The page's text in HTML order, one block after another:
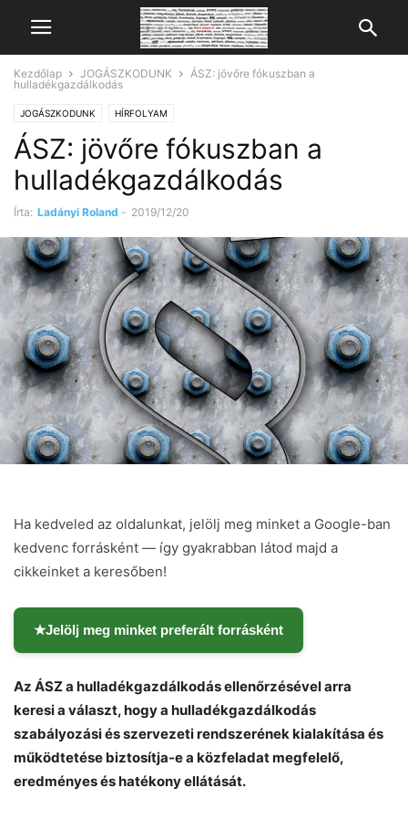
Kezdőlap JOGÁSZKODUNK
ÁSZ: jövőre fókuszban a
hulladékgazdálkodás
JOGÁSZKODUNK HÍRFOLYAM
ÁSZ: jövőre fókuszban a
hulladékgazdálkodás
Írta: Ladányi Roland - 2019/12/20
Ha kedveled az oldalunkat, jelölj meg minket a Google-ban
kedvenc forrásként — így gyakrabban látod majd a
cikkeinket a keresőben!
★Jelölj meg minket preferált forrásként
Az ÁSZ a hulladékgazdálkodás ellenőrzésével arra
keresi a választ, hogy a hulladékgazdálkodás
szabályozási és szervezeti rendszerének kialakítása és
működtetése biztosítja-e a közfeladat megfelelő,
eredményes és hatékony ellátását.